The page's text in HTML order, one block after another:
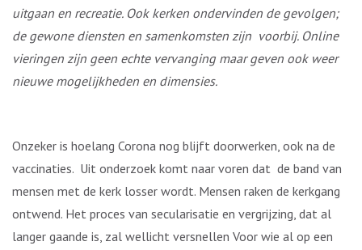
uitgaan en recreatie. Ook kerken ondervinden de gevolgen;
de gewone diensten en samenkomsten zijn voorbij. Online
vieringen zijn geen echte vervanging maar geven ook weer
nieuwe mogelijkheden en dimensies.
Onzeker is hoelang Corona nog blijft doorwerken, ook na de
vaccinaties. Uit onderzoek komt naar voren dat de band van
mensen met de kerk losser wordt. Mensen raken de kerkgang
ontwend. Het proces van secularisatie en vergrijzing, dat al
langer gaande is, zal wellicht versnellen Voor wie al op een